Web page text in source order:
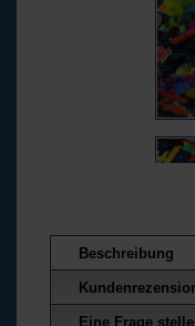
Beschreibung
Eine Frage